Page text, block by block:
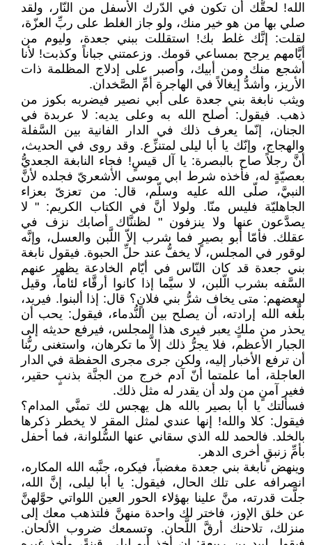
الله! لحقُّك أن تكون في الدّرك الأسفل من النّار، ولقد
صلي بها من هو خير منك، ولو جاز الغلط على ربِّ العزّة،
لقلت: إنَّك غلط بك! استقللت ببني جعدة، وليوم من
أيَّامهم يرجح بمساعي قومك. وزعمتني جباناً وكذبت! لأنا
أشجع منك ومن أبيك، وأصبر على إدلاج المظلمة ذات
الأريز، وأشدُّ إيغالاً في الهاجرة أمِّ الصَّخدان.
ويثب نابغة بني جعدة على أبي نصير فيضربه بكوز من
ذهب. فيقول: أصلح الله به وعلى يديه: لا عربدة في
الجنان، إنّما يعرف ذلك في الدار الفانية بين السَّفلة
والهجاج، وإنّك يا أبا ليلى لمتنزِّع. وقد روى في الحديث،
أنَّ رجلاً صاح بالبصرة: يا آل قيسٍ! فجاء النابغة الجعديُّ
بعصيّةٍ له، فأخذه شرط ابي موسى الأشعريّ فجلده لأنَّ
النبيَّ، صلّى الله عليه وسلّم، قال: من تعزىّ بعزاء
الجاهليّة فليس منّا. ولولا أنَّ في الكتاب الكريم: " لا
يصدَّعون عنها ولا ينزفون " لظننَّاك أصابك نزف في
عقلك. فأمّا أبو بصيرٍ فما شرب إلاّ اللَّبن والعسل، وإنَّه
لوقور في المجلس، لا يخفُّ عند حلِّ الحبوة. فيقول نابغة
بني جعدة قد كان النّاس في أيّام الخادعة يظهر عنهم
السَّفه بشرب الّلبن، لا سيَّما إذا كانوا أرقَّاء لئاماً، وقيل
لبعضهم: متى يخاف شرُّ بني فلانٍ؟ قال: إذا ألبنوا. فيريد،
بلَّغه الله إرادته، أن يصلح بين النُّدماء، فيقول: يحب أن
يحذر من ملكٍ يعبر فيرى هذا المجلس، فيرفع حديثه إلى
الجبار الأعظم، فلا يجرُّ ذلك إلاَّ ما تكرهان، واستغنى ربُّنا
أن ترفع الأخبار إليه، ولكن جرى مجرى الحفظة في الدار
العاجلة، أما علمتما أنّ آدم خرج من الجنَّة بذنبٍ حقير،
فغير آمنٍ من ولد أن يقدر له مثل ذلك.
فسألتك يا أبا بصير بالله هل يهجس لك تمنَّي المدام؟
فيقول: كلا والله! إنها عندي لمثل المقر لا يخطر ذكرها
بالخلد. فالحمد لله الذي سقاني عنها السُّلوانة، فما أحفل
بأمِّ زنبقٍ أخرى الدهر.
وينهض نابغة بني جعدة مغضباً، فيكره، جنَّبه الله المكاره،
انصرافه على تلك الحال، فيقول: يا أبا ليلى، إنَّ الله،
جلَّت قدرته، منَّ علينا بهؤلاء الحور العين اللواتي حوَّلهنَّ
عن خلق الإوز، فاختر لك واحدة منهنَّ فلتذهب معك إلى
منزلك، تلاحنك أرقَّ اللَّحان. وتسمعك ضروب الألحان.